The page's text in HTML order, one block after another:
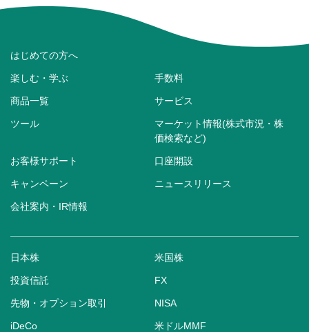
はじめての方へ
楽しむ・学ぶ 手数料
商品一覧 サービス
ツール
マーケット情報(株式市況・株
価検索など)
お客様サポート 口座開設
キャンペーン ニュースリリース
会社案内・IR情報
日本株 米国株
投資信託 FX
先物・オプション取引 NISA
iDeCo 米ドルMMF